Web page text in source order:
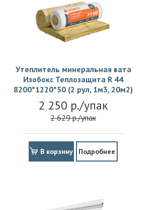
Утеплитель минеральная вата
Изобокс Теплозащита R 44
8200*1220*50 (2 рул, 1м3, 20м2)
2 250 р./упак
2 629 р./упак
В корзину Подробнее